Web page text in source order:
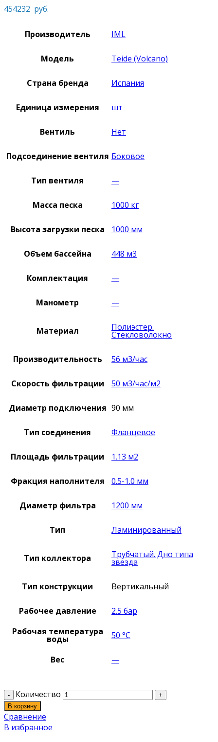
454232 руб.
Производитель IML
Модель Teide (Volсano)
Страна бренда Испания
Единица измерения шт
Вентиль Нет
Подсоединение вентиля Боковое
Тип вентиля —
Масса песка 1000 кг
Высота загрузки песка 1000 мм
Объем бассейна 448 м3
Комплектация —
Манометр —
Материал Полиэстер.
Стекловолокно
Производительность 56 м3/час
Скорость фильтрации 50 м3/час/м2
Диаметр подключения 90 мм
Тип соединения Фланцевое
Площадь фильтрации 1.13 м2
Фракция наполнителя 0.5-1.0 мм
Диаметр фильтра 1200 мм
Тип Ламинированный
Тип коллектора Трубчатый. Дно типа
звезда
Тип конструкции Вертикальный
Рабочее давление
2.5 бар
Рабочая температура
воды 50 °C
Вес —
Количество
В корзину
Сравнение
В избранное